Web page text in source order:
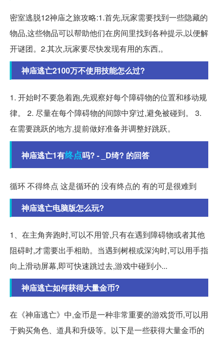
密室逃脱12神庙之旅攻略:1.首先,玩家需要找到一些隐藏的
物品,这些物品可以帮助他们在房间里找到各种提示,以便解
开谜团。2.其次,玩家要尽快发现有用的东西,。
神庙逃亡2100万不使用技能怎么过?
1. 开始时不要急着跑,先观察好每个障碍物的位置和移动规
律。 2. 尽量在每个障碍物的间隙中穿过,避免被碰到。 3.
在需要跳跃的地方,提前做好准备并调整好跳跃。
神庙逃亡1有终点吗? - _D绮? 的回答
循环 不得终点 这是循环的 没有终点的 有的可是很难到
神庙逃亡电脑版怎么玩?
1、在主角奔跑时,可以不用管,只有在遇到障碍物或者其他
阻碍时,才需要出手相助。当遇到树根或深沟时,可以用手指
向上滑动屏幕,即可快速跳过去,游戏中碰到小...
神庙逃亡如何获得大量金币?
在《神庙逃亡》中,金币是一种非常重要的游戏货币,可以用
于购买角色、道具和升级等。以下是一些获得大量金币的